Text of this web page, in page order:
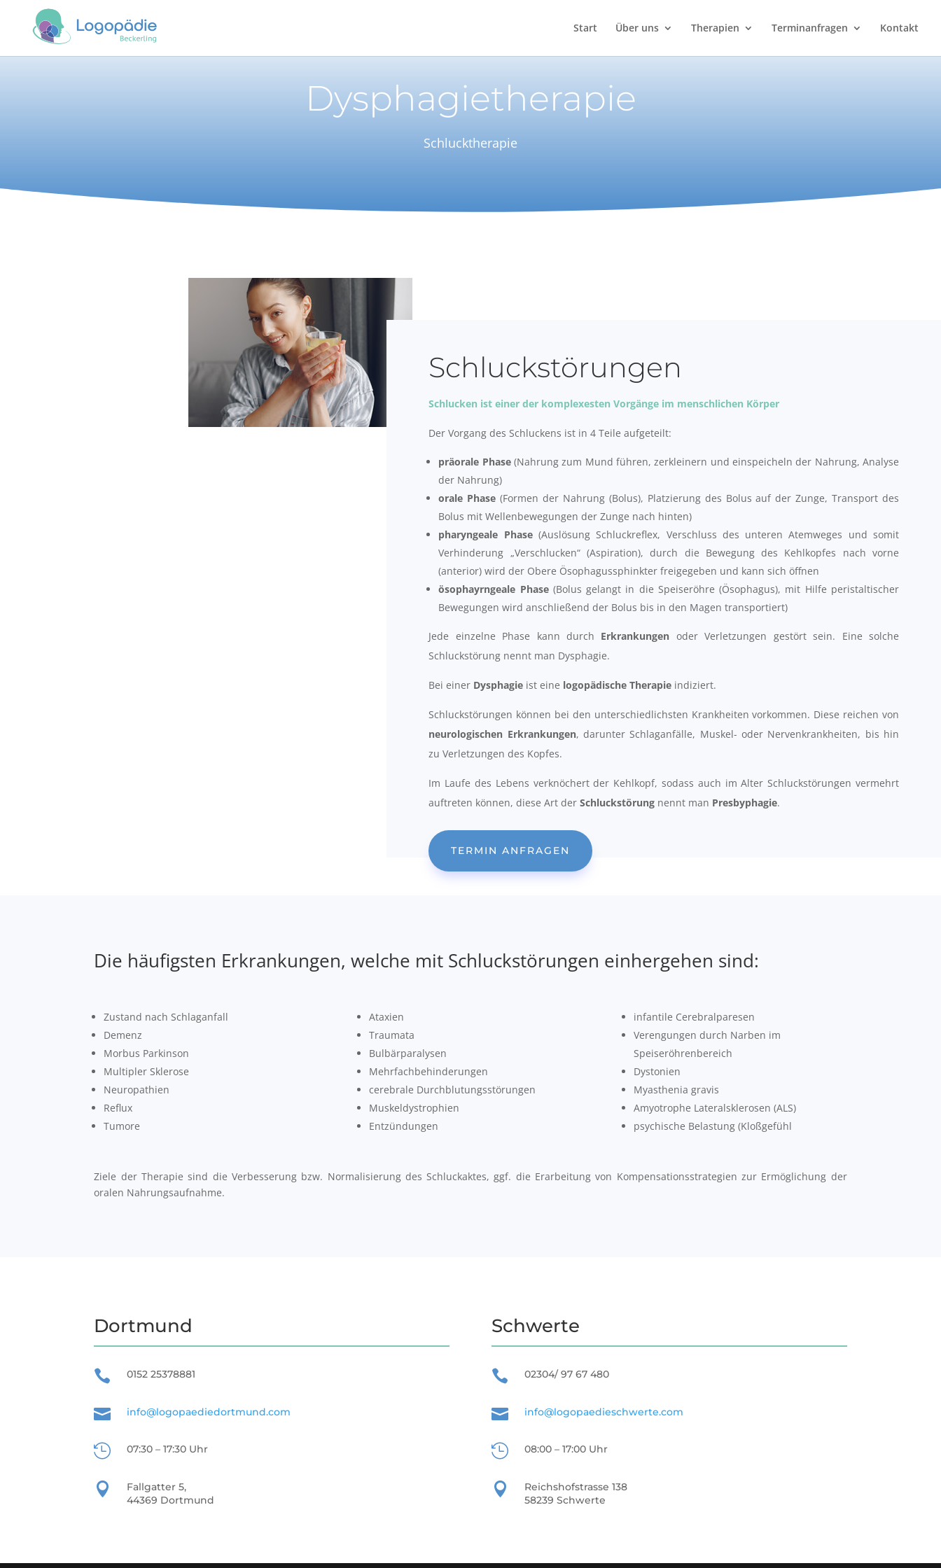
Start Über uns Therapien Terminanfragen Kontakt
Dysphagietherapie
Schlucktherapie
Schluckstörungen
Schlucken ist einer der komplexesten Vorgänge im menschlichen Körper
Der Vorgang des Schluckens ist in 4 Teile aufgeteilt:
präorale Phase(Nahrung zum Mund führen, zerkleinern und einspeicheln der Nahrung, Analyse
der Nahrung)
orale Phase (Formen der Nahrung (Bolus), Platzierung des Bolus auf der Zunge, Transport des
Bolus mit Wellenbewegungen der Zunge nach hinten)
pharyngeale Phase(Auslösung Schluckreflex, Verschluss des unteren Atemweges und somit
Verhinderung „Verschlucken“ (Aspiration), durch die Bewegung des Kehlkopfes nach vorne
(anterior) wird der Obere Ösophagussphinkter freigegeben und kann sich öffnen
ösophayrngeale Phase(Bolus gelangt in die Speiseröhre (Ösophagus), mit Hilfe peristaltischer
Bewegungen wird anschließend der Bolus bis in den Magen transportiert)
Jede einzelne Phase kann durch Erkrankungen oder Verletzungen gestört sein. Eine solche
Schluckstörung nennt man Dysphagie.
Bei einer Dysphagie ist eine logopädische Therapie indiziert.
Schluckstörungen können bei den unterschiedlichsten Krankheiten vorkommen. Diese reichen von
neurologischen Erkrankungen, darunter Schlaganfälle, Muskel- oder Nervenkrankheiten, bis hin
zu Verletzungen des Kopfes.
Im Laufe des Lebens verknöchert der Kehlkopf, sodass auch im Alter Schluckstörungen vermehrt
auftreten können, diese Art derSchluckstörung nennt man Presbyphagie.
TERMIN ANFRAGEN
Die häufigsten Erkrankungen, welche mit Schluckstörungen einhergehen sind:
Zustand nach Schlaganfall
Demenz
Morbus Parkinson
Multipler Sklerose
Neuropathien
Reflux
Tumore
Ataxien
Traumata
Bulbärparalysen
Mehrfachbehinderungen
cerebrale Durchblutungsstörungen
Muskeldystrophien
Entzündungen
infantile Cerebralparesen
Verengungen durch Narben im
Speiseröhrenbereich
Dystonien
Myasthenia gravis
Amyotrophe Lateralsklerosen (ALS)
psychische Belastung (Kloßgefühl
Ziele der Therapie sind die Verbesserung bzw. Normalisierung des Schluckaktes, ggf. die Erarbeitung von Kompensationsstrategien zur Ermöglichung der
oralen Nahrungsaufnahme.
Dortmund
 0152 25378881
 info@logopaediedortmund.com
 07:30 – 17:30 Uhr

Fallgatter 5,
44369 Dortmund
Schwerte
 02304/ 97 67 480
 info@logopaedieschwerte.com
 08:00 – 17:00 Uhr

Reichshofstrasse 138
58239 Schwerte